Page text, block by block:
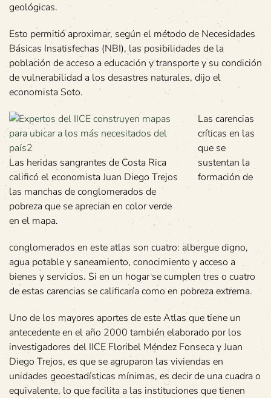
geológicas.
Esto permitió aproximar, según el método de Necesidades
Básicas Insatisfechas (NBI), las posibilidades de la
población de acceso a educación y transporte y su condición
de vulnerabilidad a los desastres naturales, dijo el
economista Soto.
Las heridas sangrantes de Costa Rica
calificó el economista Juan Diego Trejos
las manchas de conglomerados de
pobreza que se aprecian en color verde
en el mapa.
Las carencias
críticas en las
que se
sustentan la
formación de
conglomerados en este atlas son cuatro: albergue digno,
agua potable y saneamiento, conocimiento y acceso a
bienes y servicios. Si en un hogar se cumplen tres o cuatro
de estas carencias se calificaría como en pobreza extrema.
Uno de los mayores aportes de este Atlas que tiene un
antecedente en el año 2000 también elaborado por los
investigadores del IICE Floribel Méndez Fonseca y Juan
Diego Trejos, es que se agruparon las viviendas en
unidades geoestadísticas mínimas, es decir de una cuadra o
equivalente, lo que facilita a las instituciones que tienen